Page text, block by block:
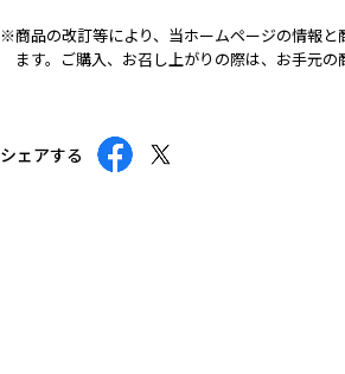
※商品の改訂等により、当ホームページの情報
ます。ご購入、お召し上がりの際は、お手元の
シェアする